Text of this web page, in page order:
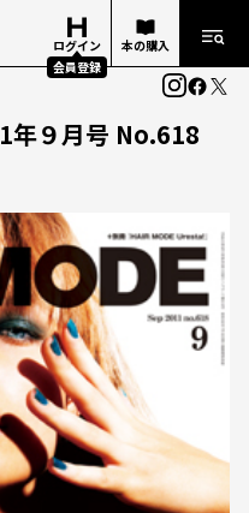
ログイン
会員登録
本の購入
年９月号 No.618